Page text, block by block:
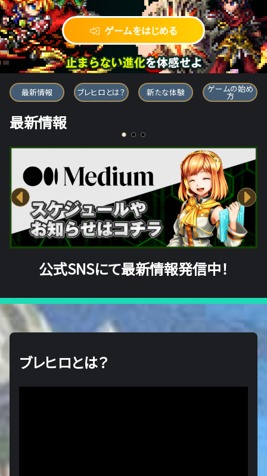
ゲームをはじめる
ブレイブ フロンティア ヒーローズ
最新情報 ブレヒロとは？ 新たな体験 ゲームの始め
方
最新情報
公式SNSにて最新情報発信中！
ブレヒロとは？